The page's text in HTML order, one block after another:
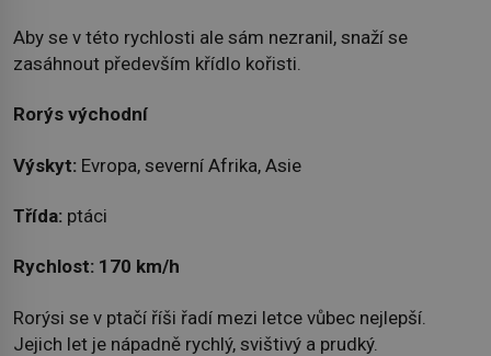
Aby se v této rychlosti ale sám nezranil, snaží se
zasáhnout především křídlo kořisti.
Rorýs východní
Výskyt: Evropa, severní Afrika, Asie
Třída: ptáci
Rychlost: 170 km/h
Rorýsi se v ptačí říši řadí mezi letce vůbec nejlepší.
Jejich let je nápadně rychlý, svištivý a prudký.